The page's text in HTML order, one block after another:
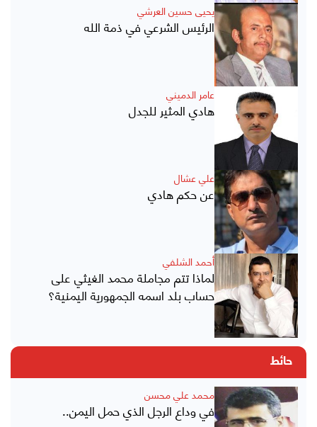
يحيى حسين العرشي
الرئيس الشرعي في ذمة الله
عامر الدميني
هادي المثير للجدل
علي عشال
عن حكم هادي
أحمد الشلفي
لماذا تتم مجاملة محمد الغيثي على
حساب بلد اسمه الجمهورية اليمنية؟
حائط
محمد علي محسن
في وداع الرجل الذي حمل اليمن..